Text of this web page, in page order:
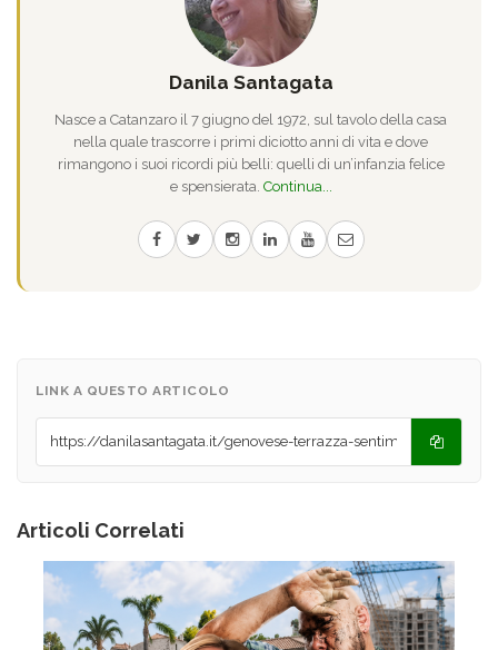
Danila Santagata
Nasce a Catanzaro il 7 giugno del 1972, sul tavolo della casa
nella quale trascorre i primi diciotto anni di vita e dove
rimangono i suoi ricordi più belli: quelli di un’infanzia felice
e spensierata. Continua...
LINK A QUESTO ARTICOLO
Articoli Correlati